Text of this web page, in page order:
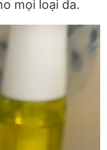
mọi loại da.